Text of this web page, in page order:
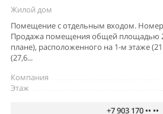
Жилой дом
Помещение с отдельным входом. Номер
Продажа помещения общей площадью
плане), расположенного на 1-м этаже
(27,6...
Компания
Этаж
+7 903 170 •• ••